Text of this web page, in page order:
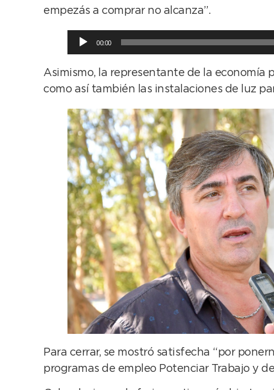
empezás a comprar no alcanza”.
Reproductor
de
audio
00:00
Asimismo, la representante de la economía
como así también las instalaciones de luz
Para cerrar, se mostró satisfecha “por
programas de empleo Potenciar Trabajo y